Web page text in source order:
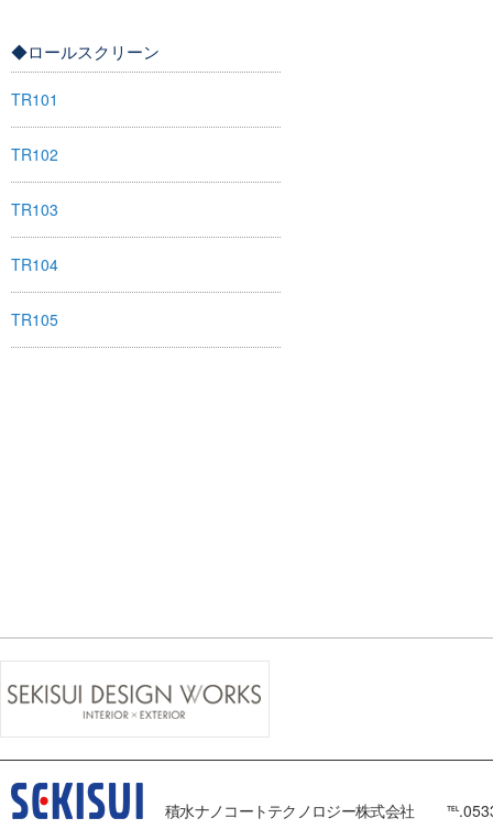
◆ロールスクリーン
TR101
TR102
TR103
TR104
TR105
積水ナノコートテクノロジー株式会社